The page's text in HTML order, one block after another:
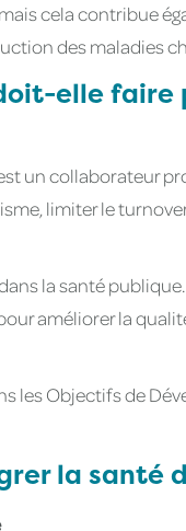
cela contribue
des maladies
elle faire
un collaborateur
limiter le
la santé
améliorer la
les Objectifs de
la santé